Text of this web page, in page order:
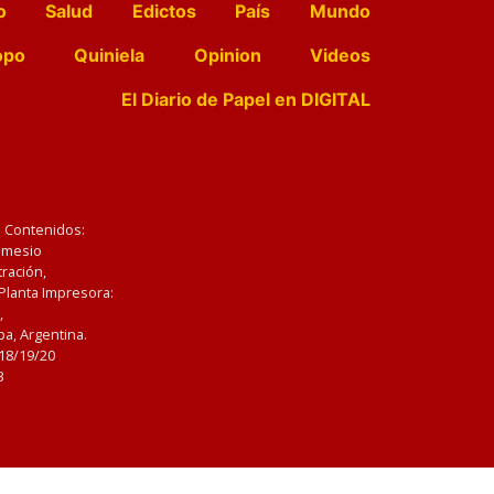
Salud Edictos País
Mundo
Quiniela Opinion
Videos
El Diario de Papel en DIGITAL
Impresora:
Argentina.
19/20